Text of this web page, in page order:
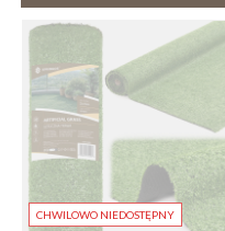
CHWILOWO NIEDOSTĘPNY